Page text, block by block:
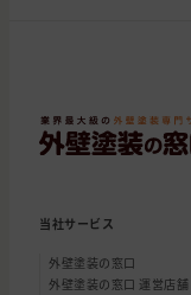
当社サービス
外壁塗装の窓口
外壁塗装の窓口 運営店舗